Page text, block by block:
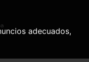
adecuados,